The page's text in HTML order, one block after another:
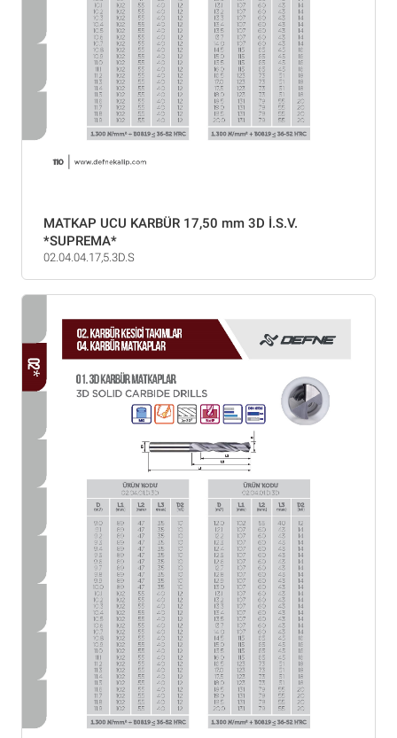
MATKAP UCU KARBÜR 17,50 mm 3D İ.S.V.
*SUPREMA*
02.04.04.17,5.3D.S